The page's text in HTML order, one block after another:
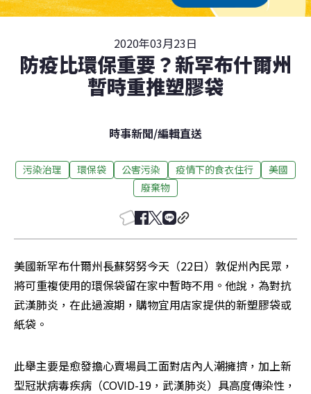
2020年03月23日
防疫比環保重要？新罕布什爾州
暫時重推塑膠袋
時事新聞/編輯直送
污染治理 環保袋 公害污染 疫情下的食衣住行
美國
廢棄物
美國新罕布什爾州長蘇努努今天（22日）敦促州內民眾，
將可重複使用的環保袋留在家中暫時不用。他說，為對抗
武漢肺炎，在此過渡期，購物宜用店家提供的新塑膠袋或
紙袋。
此舉主要是愈發擔心賣場員工面對店內人潮擁擠，加上新
型冠狀病毒疾病（COVID-19，武漢肺炎）具高度傳染性，